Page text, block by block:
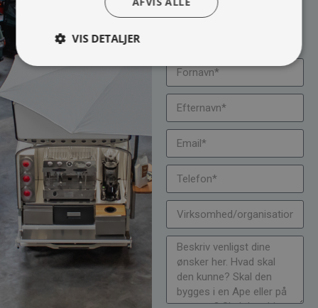
bliv kontaktet til en snak
om muligheder, priser
VIS DETALJER